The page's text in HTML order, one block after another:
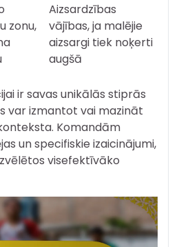
zonu,
Aizsardzības
vājības, ja malējie
aizsargi tiek noķerti
augšā
ir savas unikālās stiprās
var izmantot vai mazināt
Komandām
un specifiskie izaicinājumi,
visefektīvāko